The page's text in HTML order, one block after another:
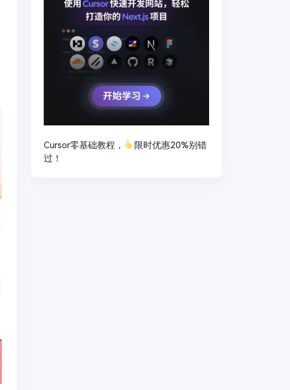
Cursor零基础教程，
限时优惠20%别错
过！